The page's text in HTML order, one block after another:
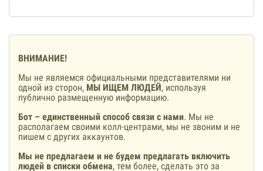
ВНИМАНИЕ!
Мы не являемся официальными представителями ни
одной из сторон, МЫ ИЩЕМ ЛЮДЕЙ, используя
публично размещенную информацию.
Бот – единственный способ связи с нами. Мы не
располагаем своими колл-центрами, мы не звоним и не
пишем с других аккаунтов.
Мы не предлагаем и не будем предлагать включить
людей в списки обмена, тем более, сделать это за